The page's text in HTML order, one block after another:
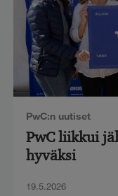
PwC:n uutiset
PwC liikkui
hyväksi
19.5.2026